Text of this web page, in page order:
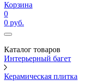
Корзина
0
0 руб.
Каталог товаров
Интерьерный багет
Керамическая плитка